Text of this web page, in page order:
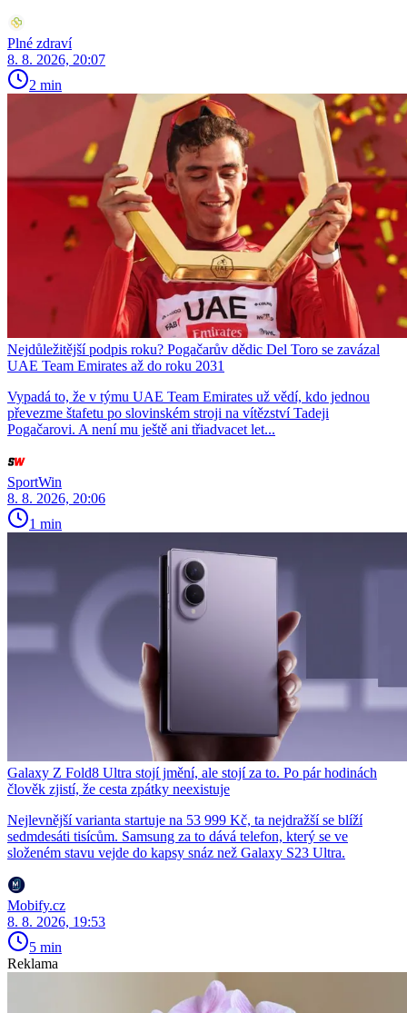
Plné zdraví
8. 8. 2026, 20:07
2 min
Nejdůležitější podpis roku? Pogačarův dědic Del Toro se zavázal
UAE Team Emirates až do roku 2031
Vypadá to, že v týmu UAE Team Emirates už vědí, kdo jednou
převezme štafetu po slovinském stroji na vítězství Tadeji
Pogačarovi. A není mu ještě ani třiadvacet let...
SportWin
8. 8. 2026, 20:06
1 min
Galaxy Z Fold8 Ultra stojí jmění, ale stojí za to. Po pár hodinách
člověk zjistí, že cesta zpátky neexistuje
Nejlevnější varianta startuje na 53 999 Kč, ta nejdražší se blíží
sedmdesáti tisícům. Samsung za to dává telefon, který se ve
složeném stavu vejde do kapsy snáz než Galaxy S23 Ultra.
Mobify.cz
8. 8. 2026, 19:53
5 min
Reklama